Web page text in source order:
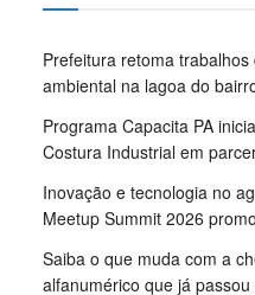
Prefeitura retoma
ambiental na lagoa do
Programa Capacita PA
Costura Industrial em
Inovação e tecnologia no
Meetup Summit 2026
Saiba o que muda com a
alfanumérico que já